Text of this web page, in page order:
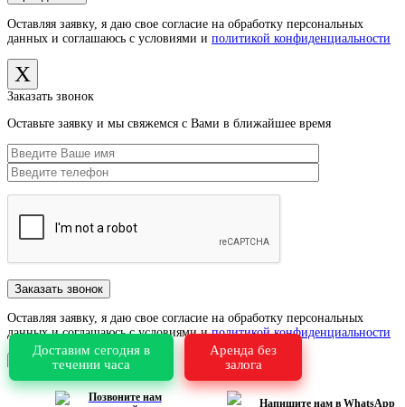
Доставим сегодня в
течении часа
Аренда без
залога
Позвоните нам
Напишите нам в WhatsApp
Оставляя заявку, я даю свое согласие на обработку персональных
данных и соглашаюсь с условиями и политикой конфиденциальности
X
Заказать звонок
Оставьте заявку и мы свяжемся с Вами в ближайшее время
Оставляя заявку, я даю свое согласие на обработку персональных
данных и соглашаюсь с условиями иполитикой конфиденциальности